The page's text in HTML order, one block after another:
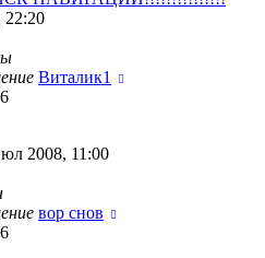
22:20
Виталик1
2008, 11:00
вор снов